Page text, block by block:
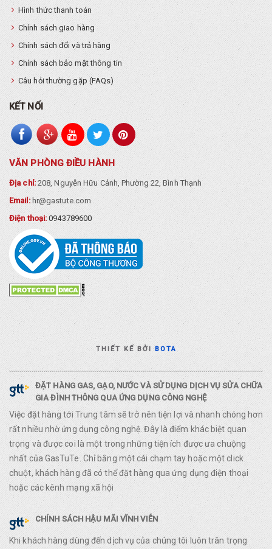
Hình thức thanh toán
Chính sách giao hàng
Chính sách đổi và trả hàng
Chính sách bảo mật thông tin
Câu hỏi thường gặp (FAQs)
KẾT NỐI
VĂN PHÒNG ĐIỀU HÀNH
Địa chỉ:208, Nguyễn Hữu Cảnh, Phường 22, Bình Thạnh
Email: hr@gastute.com
Điện thoại:0943789600
THIẾT KẾ BỞIBOTA
ĐẶT HÀNG GAS, GẠO, NƯỚC VÀ SỬ DỤNG DỊCH VỤ SỬA CHỮA
GIA ĐÌNH THÔNG QUA ỨNG DỤNG CÔNG NGHỆ
Việc đặt hàng tới Trung tâm sẽ trở nên tiện lợi và nhanh chóng hơn
rất nhiều nhờ ứng dụng công nghệ. Đây là điểm khác biệt quan
trọng và được coi là một trong những tiện ích được ưa chuộng
nhất của GasTuTe. Chỉ bằng một cái chạm tay hoặc một click
chuột, khách hàng đã có thể đặt hàng qua ứng dụng điện thoại
hoặc các kênh mạng xã hội
CHÍNH SÁCH HẬU MÃI VĨNH VIỄN
Khi khách hàng dùng đến dịch vụ của chúng tôi luôn trân trọng